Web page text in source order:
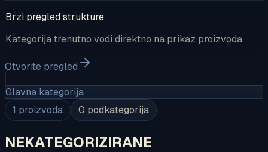
Brzi pregled strukture
Kategorija trenutno vodi direktno na prikaz proizvoda.
Otvorite pregled
Glavna kategorija
1 proizvoda 0 podkategorija
NEKATEGORIZIRANE